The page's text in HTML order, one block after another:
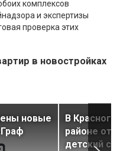
комплексов
и экспертизы
проверка этих
в новостройках
новые
В
районе
детский